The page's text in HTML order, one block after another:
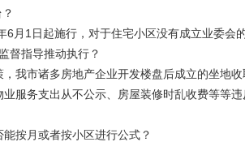
月1日起施行，对于住宅小区没有成立业委会
督指导推动执行？
我市诸多房地产企业开发楼盘后成立的坐地
服务支出从不公示、房屋装修时乱收费等等
按月或者按小区进行公式？